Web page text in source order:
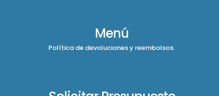
Menú
Política de devoluciones y reembolsos.